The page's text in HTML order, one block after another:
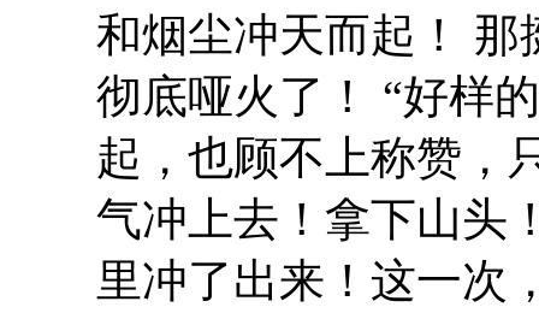
和烟尘冲天而起！
彻底哑火了！ “好样
起，也顾不上称赞，
气冲上去！拿下山头
里冲了出来！这一次